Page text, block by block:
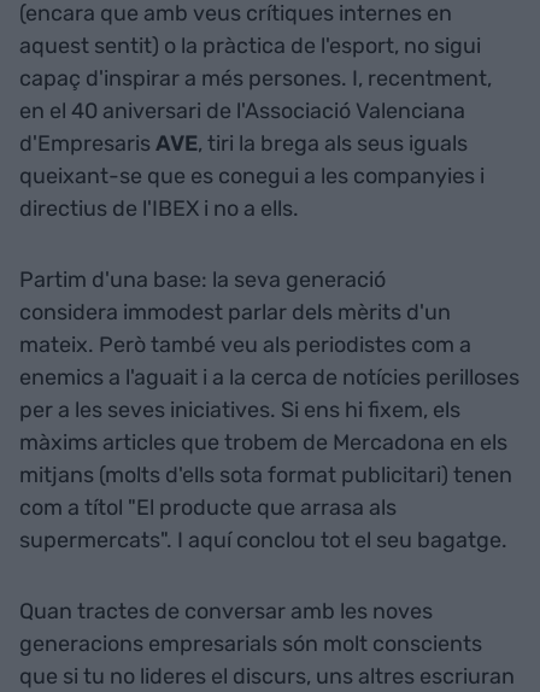
(encara que amb veus crítiques internes en
aquest sentit) o la pràctica de l'esport, no sigui
capaç d'inspirar a més persones. I, recentment,
en el 40 aniversari de l'Associació Valenciana
d'EmpresarisAVE, tiri la brega als seus iguals
queixant-se que es conegui a les companyies i
directius de l'IBEX i no a ells.
Partim d'una base: la seva generació
considera immodest parlar dels mèrits d'un
mateix. Però també veu als periodistes com a
enemics a l'aguait i a la cerca de notícies perilloses
per a les seves iniciatives. Si ens hi fixem, els
màxims articles que trobem de Mercadona en els
mitjans (molts d'ells sota format publicitari) tenen
com a títol "El producte que arrasa als
supermercats". I aquí conclou tot el seu bagatge.
Quan tractes de conversar amb les noves
generacions empresarials són molt conscients
que si tu no lideres el discurs, uns altres escriuran